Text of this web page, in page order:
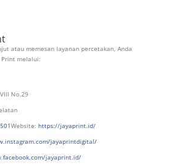
atau memesan layanan percetakan, Anda
Print melalui:
No.29
Website: https://jayaprint.id/
jayaprintdigital/
jayaprint.id/